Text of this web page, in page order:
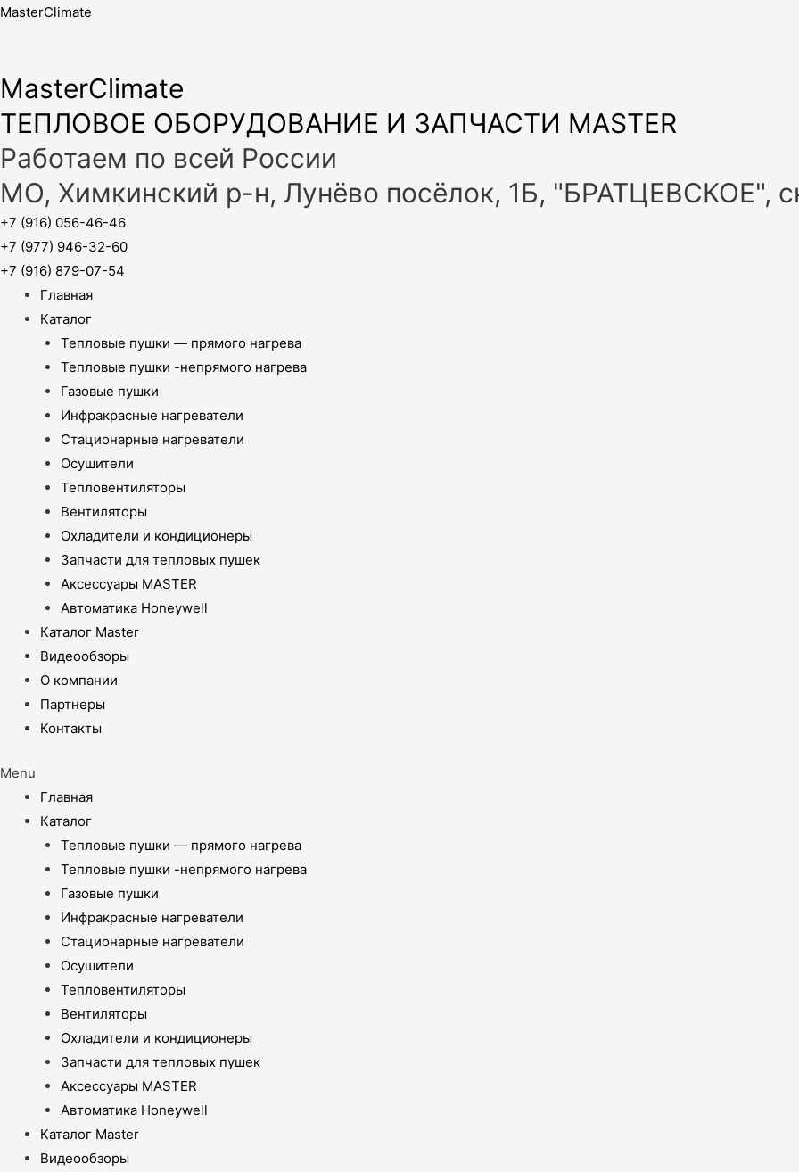
MasterClimate
MasterClimate
ТЕПЛОВОЕ ОБОРУДОВАНИЕ И ЗАПЧАСТИ MASTER
Работаем по всей России
МО, Химкинский р-н, Лунёво посёлок, 1Б, "БРАТЦЕВСКОЕ",
+7 (916) 056-46-46
+7 (977) 946-32-60
+7 (916) 879-07-54
Главная
Каталог
Тепловые пушки — прямого нагрева
Тепловые пушки -непрямого нагрева
Газовые пушки
Инфракрасные нагреватели
Стационарные нагреватели
Осушители
Тепловентиляторы
Вентиляторы
Охладители и кондиционеры
Запчасти для тепловых пушек
Аксессуары MASTER
Автоматика Honeywell
Каталог Master
Видеообзоры
О компании
Партнеры
Контакты
Menu
Главная
Каталог
Тепловые пушки — прямого нагрева
Тепловые пушки -непрямого нагрева
Газовые пушки
Инфракрасные нагреватели
Стационарные нагреватели
Осушители
Тепловентиляторы
Вентиляторы
Охладители и кондиционеры
Запчасти для тепловых пушек
Аксессуары MASTER
Автоматика Honeywell
Каталог Master
Видеообзоры